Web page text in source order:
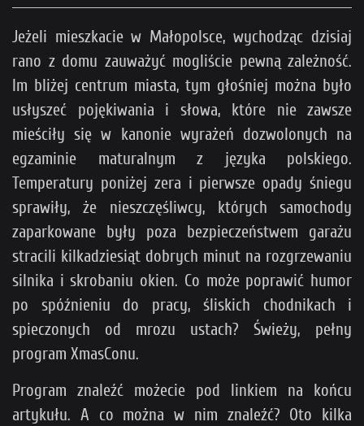
Cel to 150 zł miesięcznie (obecnie: 120 zł).
Po jego osiągnięciu wyłączamy reklamy i ten pop-up.
>> Sprawdź też, na co dokładnie idą pieniądze<<
Loading...
Jeżeli mieszkacie w Małopolsce, wychodząc dzisiaj
rano z domu zauważyć mogliście pewną zależność.
Im bliżej centrum miasta, tym głośniej można było
usłyszeć pojękiwania i słowa, które nie zawsze
mieściły się w kanonie wyrażeń dozwolonych na
egzaminie maturalnym z języka polskiego.
Temperatury poniżej zera i pierwsze opady śniegu
sprawiły, że nieszczęśliwcy, których samochody
zaparkowane były poza bezpieczeństwem garażu
stracili kilkadziesiąt dobrych minut na rozgrzewaniu
silnika i skrobaniu okien. Co może poprawić humor
po spóźnieniu do pracy, śliskich chodnikach i
spieczonych od mrozu ustach? Świeży, pełny
program XmasConu.
Program znaleźć możecie pod linkiem na końcu
artykułu. A co można w nim znaleźć? Oto kilka